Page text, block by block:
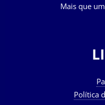
Mais que
Política